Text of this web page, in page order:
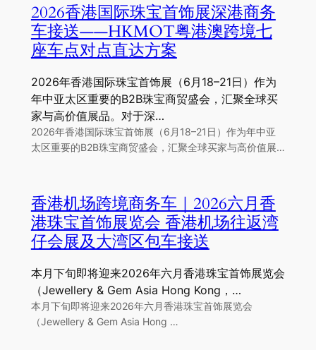
2026香港国际珠宝首饰展深港商务
车接送——HKMOT粤港澳跨境七
座车点对点直达方案
2026年香港国际珠宝首饰展（6月18–21日）作为
年中亚太区重要的B2B珠宝商贸盛会，汇聚全球买
家与高价值展品。对于深…
2026年香港国际珠宝首饰展（6月18–21日）作为年中亚
太区重要的B2B珠宝商贸盛会，汇聚全球买家与高价值展…
香港机场跨境商务车｜2026六月香
港珠宝首饰展览会 香港机场往返湾
仔会展及大湾区包车接送
本月下旬即将迎来2026年六月香港珠宝首饰展览会
（Jewellery & Gem Asia Hong Kong，…
本月下旬即将迎来2026年六月香港珠宝首饰展览会
（Jewellery & Gem Asia Hong …